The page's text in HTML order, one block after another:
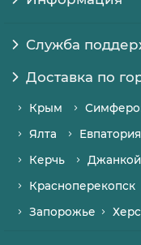
Служба
Доставка по
Крым
Ялта
Евпатория
Керчь
Джанкой
Красноперекопск
Запорожье